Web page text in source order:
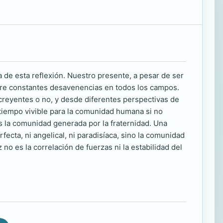
esta reflexión. Nuestro presente, a pesar de ser
constantes desavenencias en todos los campos.
o no, y desde diferentes perspectivas de
vivible para la comunidad humana si no
comunidad generada por la fraternidad. Una
ni angelical, ni paradisíaca, sino la comunidad
es la correlación de fuerzas ni la estabilidad del